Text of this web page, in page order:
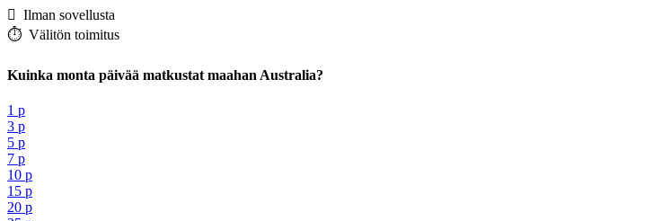
️ Ilman sovellusta
⏱️️ Välitön toimitus
Kuinka monta päivää matkustat maahan Australia?
1 p
3 p
5 p
7 p
10 p
15 p
20 p